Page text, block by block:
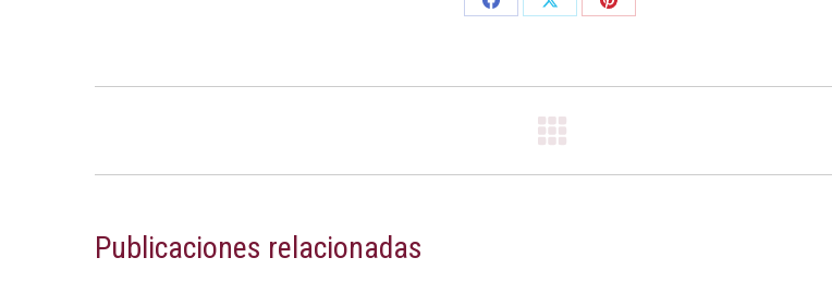
Share
Facebook
Share
X
Share
Pinterest
Publicaciones relacionadas